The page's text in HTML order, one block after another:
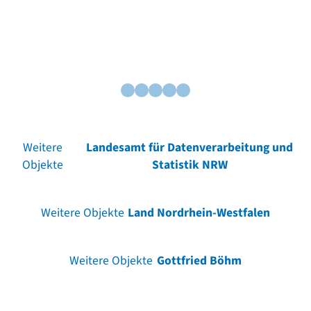
Weitere
Objekte
Landesamt für Datenverarbeitung und
Statistik NRW
Weitere Objekte Land Nordrhein-Westfalen
Weitere Objekte Gottfried Böhm